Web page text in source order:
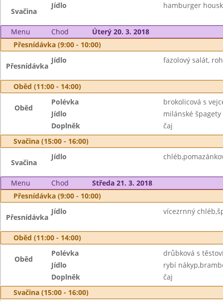
Svačina
Jídlo hamburger
Menu Chod
Úterý 20. 3. 2018
Přesnídávka (9:00 - 10:00)
Přesnídávka
Jídlo fazolový salát,
Oběd (11:00 - 14:00)
Oběd
Polévka
brokolicová s
Jídlo
milánské špagety
Doplněk
čaj
Svačina (15:00 - 16:00)
Svačina
Jídlo
Menu Chod
Středa 21. 3. 2018
Přesnídávka (9:00 - 10:00)
Přesnídávka
Jídlo vícezrnný
Oběd (11:00 - 14:00)
Oběd
Polévka
drůbková s
Jídlo
rybí
Doplněk
čaj
Svačina (15:00 - 16:00)